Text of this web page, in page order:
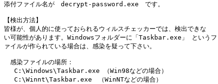
添付ファイル名が　decrypt-password.exe　です。
【検出方法】
皆様が、個人的に使っておられるウィルスチェッカーでは、検出できな
い可能性があります。Windowsフォルダーに「Taskbar.exe」 というフ
ァイルが作られている場合は、感染を疑って下さい。
感染ファイルの場所：
C:\Windows\Taskbar.exe （Win98などの場合）
C:\Winnt\Taskbar.exe　（WinNTなどの場合）